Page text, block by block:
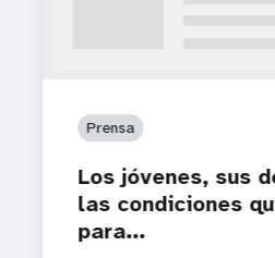
Prensa
Los jóvenes, sus
las condiciones
para...